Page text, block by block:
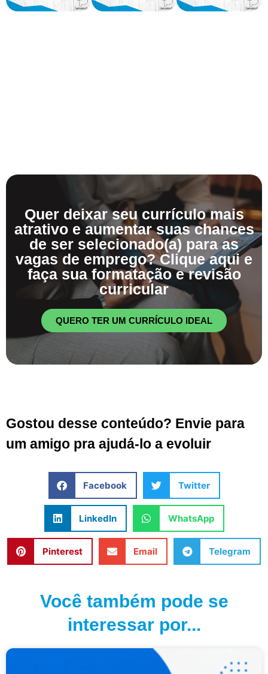
Quer deixar seu currículo mais
atrativo e aumentar suas chances
de ser selecionado(a) para as
vagas de emprego? Clique aqui e
faça sua formatação e revisão
curricular
QUERO TER UM CURRÍCULO IDEAL
Gostou desse conteúdo? Envie para
um amigo pra ajudá-lo a evoluir
Facebook Twitter
LinkedIn WhatsApp
Pinterest Email Telegram
Você também pode se
interessar por...